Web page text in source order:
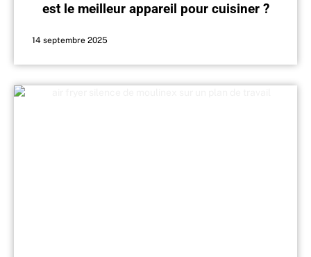
est le meilleur appareil pour cuisiner ?
14 septembre 2025